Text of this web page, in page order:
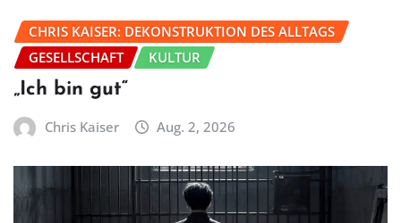
CHRIS KAISER: DEKONSTRUKTION DES ALLTAGS
GESELLSCHAFT
KULTUR
„Ich bin gut“
Chris Kaiser Aug. 2, 2026